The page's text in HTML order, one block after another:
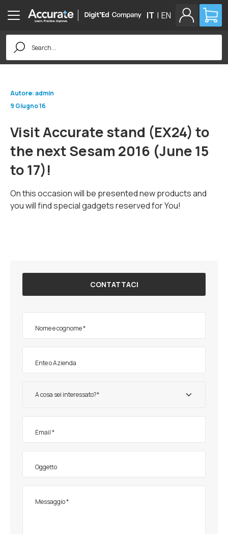
IT | EN
Search
for:
9 Giugno 16
Autore: admin
Visit Accurate stand (EX24) to
the next Sesam 2016 (June 15
to 17)!
On this occasion will be presented new products and
you will find special gadgets reserved for You!
CONTATTACI
A cosa sei interessato?*